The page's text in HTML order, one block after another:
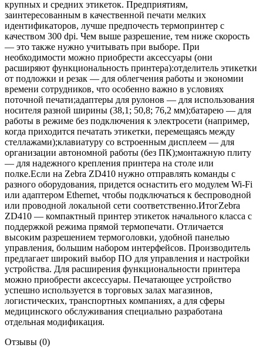
крупных и средних этикеток. Предприятиям,
заинтересованным в качественной печати мелких
идентификаторов, лучше предпочесть термопринтер с
качеством 300 dpi. Чем выше разрешение, тем ниже скорость
— это также нужно учитывать при выборе. При
необходимости можно приобрести аксессуары (они
расширяют функциональность принтера):отделитель этикетки
от подложки и резак — для облегчения работы и экономии
времени сотрудников, что особенно важно в условиях
поточной печати;адаптеры для рулонов — для использования
носителя разной ширины (38,1; 50,8; 76,2 мм);батарею — для
работы в режиме без подключения к электросети (например,
когда приходится печатать этикетки, перемещаясь между
стеллажами);клавиатуру со встроенным дисплеем — для
организации автономной работы (без ПК);монтажную плиту
— для надежного крепления принтера на столе или
полке.Если на Zebra ZD410 нужно отправлять команды с
разного оборудования, придется оснастить его модулем Wi-Fi
или адаптером Ethernet, чтобы подключаться к беспроводной
или проводной локальной сети соответственно.ИтогZebra
ZD410 — компактный принтер этикеток начального класса с
поддержкой режима прямой термопечати. Отличается
высоким разрешением термоголовки, удобной панелью
управления, большим набором интерфейсов. Производитель
предлагает широкий выбор ПО для управления и настройки
устройства. Для расширения функциональности принтера
можно приобрести аксессуары. Печатающее устройство
успешно используется в торговых залах магазинов,
логистических, транспортных компаниях, а для сферы
медицинского обслуживания специально разработана
отдельная модификация.
Отзывы (0)